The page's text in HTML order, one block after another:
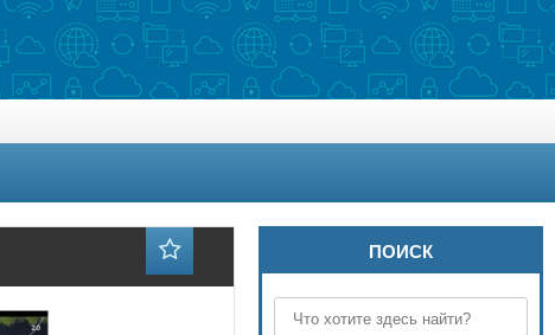
ПОИСК